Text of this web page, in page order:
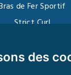
des
de Fer Sportif
Strict Curl
Kettlebell